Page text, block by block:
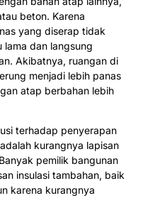
beton. Karena
yang diserap tidak
dan langsung
Akibatnya, ruangan di
menjadi lebih panas
atap berbahan lebih
terhadap penyerapan
kurangnya lapisan
pemilik bangunan
insulasi tambahan, baik
karena kurangnya